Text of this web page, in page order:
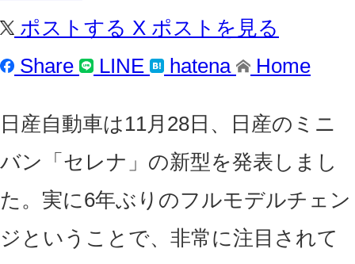
ポストする X ポストを見る
Share
LINE hatena Home
日産自動車は11月28日、日産のミニ
バン「セレナ」の新型を発表しまし
た。実に6年ぶりのフルモデルチェン
ジということで、非常に注目されて